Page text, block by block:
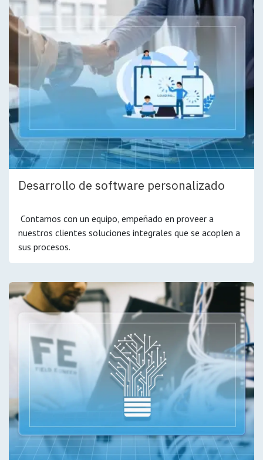
Desarrollo de software personalizado
Contamos con un equipo, empeñado en proveer a
nuestros clientes soluciones integrales que se acoplen a
sus procesos.